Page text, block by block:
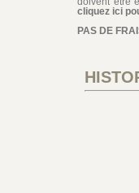
cliquez ici
PAS DE